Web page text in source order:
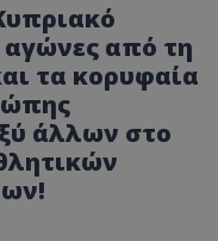
από τη
τα κορυφαία
άλλων στο